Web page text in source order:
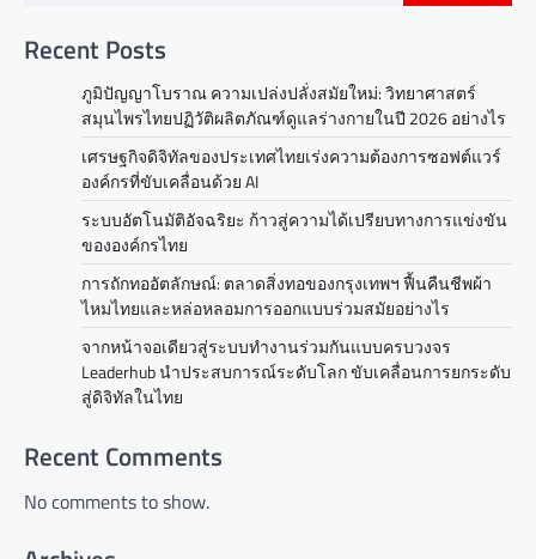
Recent Posts
ภูมิปัญญาโบราณ ความเปล่งปลั่งสมัยใหม่: วิทยาศาสตร์
สมุนไพรไทยปฏิวัติผลิตภัณฑ์ดูแลร่างกายในปี 2026 อย่างไร
เศรษฐกิจดิจิทัลของประเทศไทยเร่งความต้องการซอฟต์แวร์
องค์กรที่ขับเคลื่อนด้วย AI
ระบบอัตโนมัติอัจฉริยะ ก้าวสู่ความได้เปรียบทางการแข่งขัน
ขององค์กรไทย
การถักทออัตลักษณ์: ตลาดสิ่งทอของกรุงเทพฯ ฟื้นคืนชีพผ้า
ไหมไทยและหล่อหลอมการออกแบบร่วมสมัยอย่างไร
จากหน้าจอเดียวสู่ระบบทำงานร่วมกันแบบครบวงจร
Leaderhub นำประสบการณ์ระดับโลก ขับเคลื่อนการยกระดับ
สู่ดิจิทัลในไทย
Recent Comments
No comments to show.